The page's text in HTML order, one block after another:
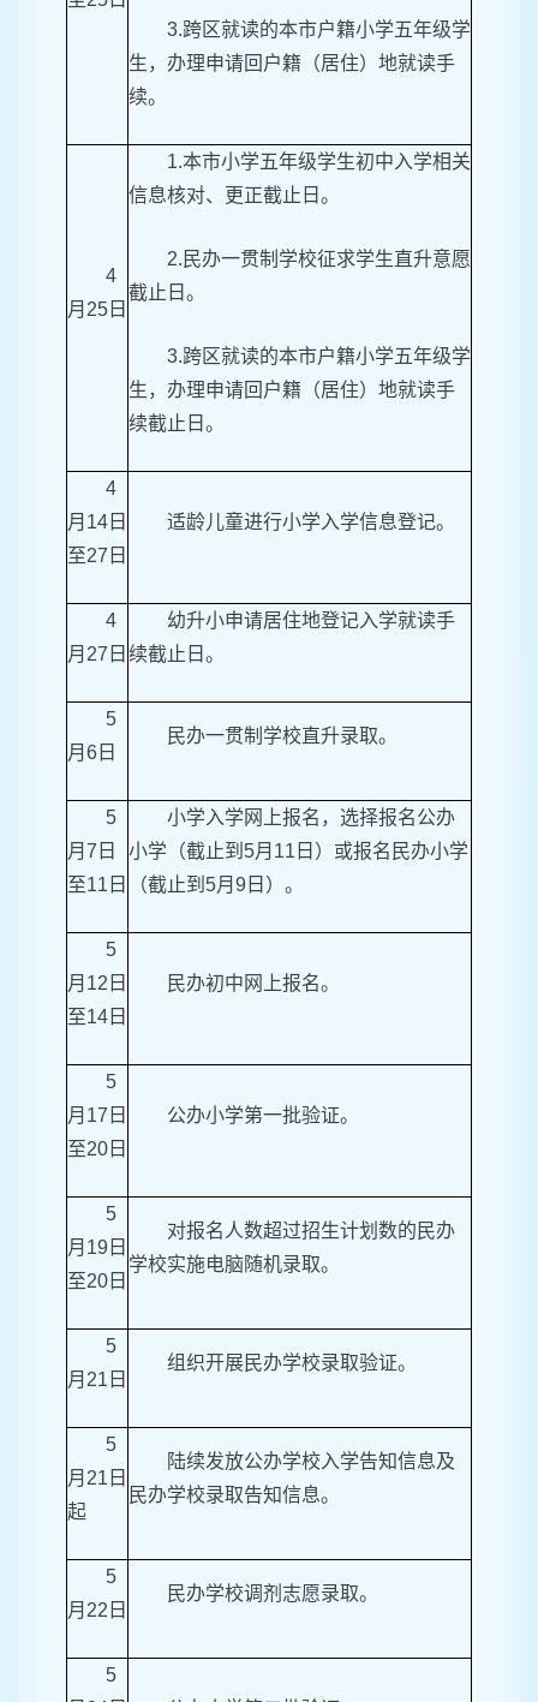
3.跨区就读的本市户籍小学五年级学
生，办理申请回户籍（居住）地就读手
续。
4
月25日
1.本市小学五年级学生初中入学相关
信息核对、更正截止日。
2.民办一贯制学校征求学生直升意愿
截止日。
3.跨区就读的本市户籍小学五年级学
生，办理申请回户籍（居住）地就读手
续截止日。
4
月14日
至27日
适龄儿童进行小学入学信息登记。
4
月27日
幼升小申请居住地登记入学就读手
续截止日。
5
月6日
民办一贯制学校直升录取。
5
月7日
至11日
小学入学网上报名，选择报名公办
小学（截止到5月11日）或报名民办小学
（截止到5月9日）。
5
月12日
至14日
民办初中网上报名。
5
月17日
至20日
公办小学第一批验证。
5
月19日
至20日
对报名人数超过招生计划数的民办
学校实施电脑随机录取。
5
月21日
组织开展民办学校录取验证。
5
月21日
起
陆续发放公办学校入学告知信息及
民办学校录取告知信息。
5
月22日
民办学校调剂志愿录取。
5